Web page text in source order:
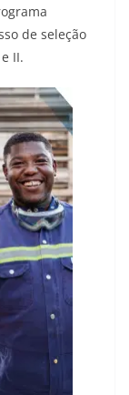
de seleção
II.